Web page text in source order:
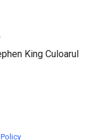
King Culoarul